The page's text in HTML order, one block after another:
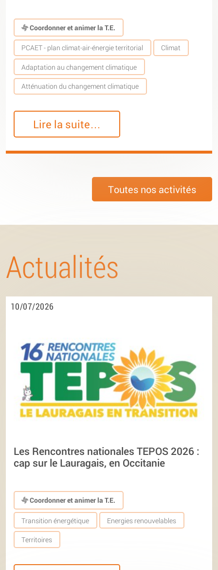
Coordonner et animer la T.E.
PCAET - plan climat-air-énergie territorial Climat
Adaptation au changement climatique
Atténuation du changement climatique
Lire la suite…
Toutes nos activités
Actualités
10/07/2026
Les Rencontres nationales TEPOS 2026 :
cap sur le Lauragais, en Occitanie
Coordonner et animer la T.E.
Transition énergétique Energies renouvelables
Territoires